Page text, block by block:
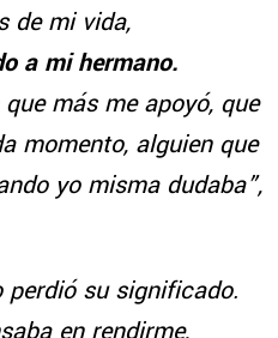
de mi vida,
a mi hermano.
más me apoyó, que
momento, alguien que
yo misma dudaba”,
perdió su significado.